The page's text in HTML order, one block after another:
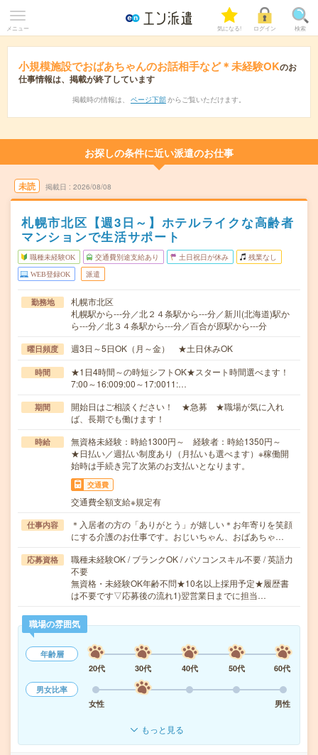
メニュー 気になる! ログイン 検索
小規模施設でおばあちゃんのお話相手など＊未経験OKのお
仕事情報は、掲載が終了しています
掲載時の情報は、 ページ下部 からご覧いただけます。
お探しの条件に近い派遣のお仕事
未読 掲載日 2026/08/08
札幌市北区【週3日～】ホテルライクな高齢者
マンションで生活サポート
職種未経験OK 交通費別途支給あり 土日祝日が休み 残業なし
WEB登録OK 派遣
勤務地
札幌市北区
札幌駅から---分／北２４条駅から---分／新川(北海道)駅か
ら---分／北３４条駅から---分／百合が原駅から---分
曜日頻度 週3日～5日OK（月～金） ★土日休みOK
時間
★1日4時間～の時短シフトOK★スタート時間選べます！
7:00～16:009:00～17:0011:…
期間
開始日はご相談ください！ ★急募 ★職場が気に入れ
ば、長期でも働けます！
時給
無資格未経験：時給1300円～ 経験者：時給1350円～
★日払い／週払い制度あり（月払いも選べます）※稼働開
始時は手続き完了次第のお支払いとなります。
交通費
交通費全額支給※規定有
仕事内容
＊入居者の方の「ありがとう」が嬉しい＊お年寄りを笑顔
にする介護のお仕事です。おじいちゃん、おばあちゃ…
応募資格
職種未経験OK / ブランクOK / パソコンスキル不要 / 英語力
不要
無資格・未経験OK年齢不問★10名以上採用予定★履歴書
は不要です▽応募後の流れ1)翌営業日までに担当…
職場の雰囲気
年齢層
20代
30代 40代 50代
60代
男女比率
女性
男性
もっと見る